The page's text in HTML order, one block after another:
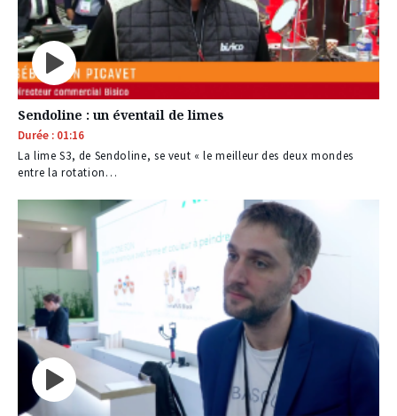
Sendoline : un éventail de limes
Durée : 01:16
La lime S3, de Sendoline, se veut « le meilleur des deux mondes
entre la rotation…